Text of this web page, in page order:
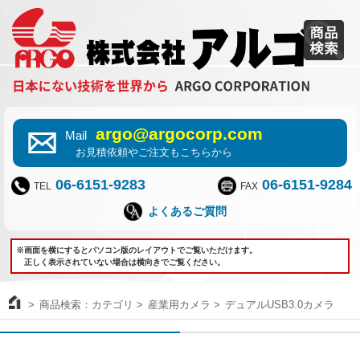
Mail argo@argocorp.com
お見積依頼やご注文もこちらから
TEL 06-6151-9283 FAX 06-6151-9284
よくあるご質問
※画面を横にするとパソコン版のレイアウトでご覧いただけます。
正しく表示されていない場合は横向きでご覧ください。
商品検索：カテゴリ 産業用カメラ デュアルUSB3.0カメラ